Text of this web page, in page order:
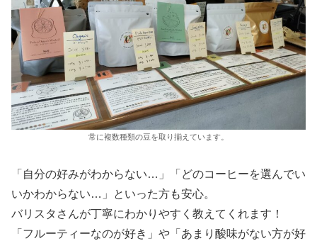
常に複数種類の豆を取り揃えています。
「自分の好みがわからない…」「どのコーヒーを選んでい
いかわからない…」といった方も安心。
バリスタさんが丁寧にわかりやすく教えてくれます！
「フルーティーなのが好き」や「あまり酸味がない方が好